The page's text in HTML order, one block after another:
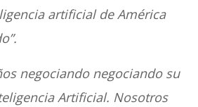
artificial de América
negociando negociando su
Artificial. Nosotros